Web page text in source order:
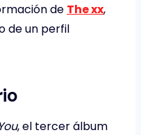
de The xx,
de un perfil
, el tercer álbum